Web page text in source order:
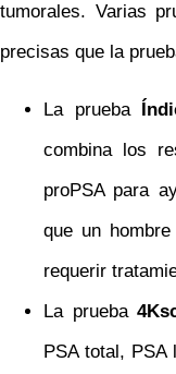
tumorales. Varias
precisas que la
La prueba
combina los
proPSA para
que un
requerir
La prueba
PSA total,